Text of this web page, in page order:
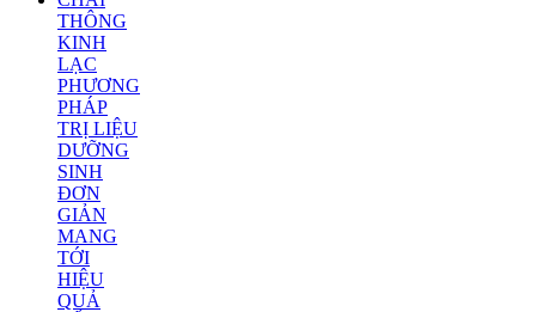
THÔNG
KINH
LẠC
PHƯƠNG
PHÁP
TRỊ LIỆU
DƯỠNG
SINH
ĐƠN
GIẢN
MANG
TỚI
HIỆU
QUẢ